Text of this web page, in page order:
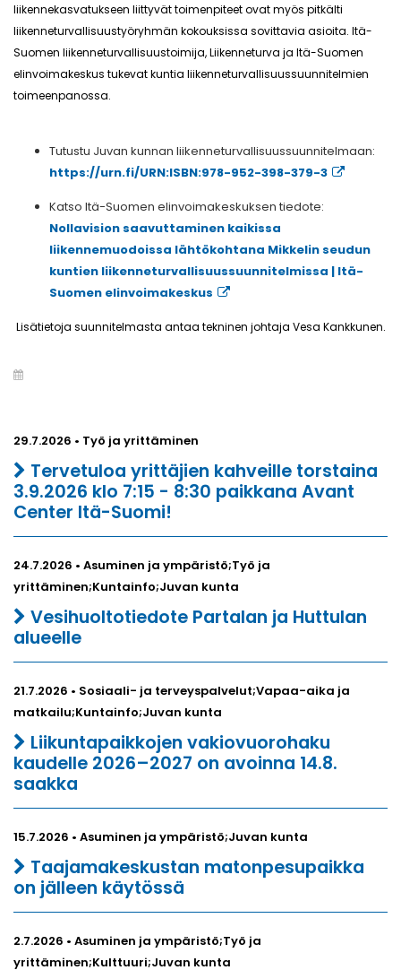
liikennekasvatukseen liittyvät toimenpiteet ovat myös pitkälti
liikenneturvallisuustyöryhmän kokouksissa sovittavia asioita. Itä-
Suomen liikenneturvallisuustoimija, Liikenneturva ja Itä-Suomen
elinvoimakeskus tukevat kuntia liikenneturvallisuussuunnitelmien
toimeenpanossa.
Tutustu Juvan kunnan liikenneturvallisuussuunnitelmaan:
https://urn.fi/URN:ISBN:978-952-398-379-3
Katso Itä-Suomen elinvoimakeskuksen tiedote:
Nollavision saavuttaminen kaikissa
liikennemuodoissa lähtökohtana Mikkelin seudun
kuntien liikenneturvallisuussuunnitelmissa | Itä-
Suomen elinvoimakeskus
Lisätietoja suunnitelmasta antaa tekninen johtaja Vesa Kankkunen.
29.7.2026 • Työ ja yrittäminen
Tervetuloa yrittäjien kahveille torstaina
3.9.2026 klo 7:15 - 8:30 paikkana Avant
Center Itä-Suomi!
24.7.2026 • Asuminen ja ympäristö;Työ ja
yrittäminen;Kuntainfo;Juvan kunta
Vesihuoltotiedote Partalan ja Huttulan
alueelle
21.7.2026 • Sosiaali- ja terveyspalvelut;Vapaa-aika ja
matkailu;Kuntainfo;Juvan kunta
Liikuntapaikkojen vakiovuorohaku
kaudelle 2026–2027 on avoinna 14.8.
saakka
15.7.2026 • Asuminen ja ympäristö;Juvan kunta
Taajamakeskustan matonpesupaikka
on jälleen käytössä
2.7.2026 • Asuminen ja ympäristö;Työ ja
yrittäminen;Kulttuuri;Juvan kunta